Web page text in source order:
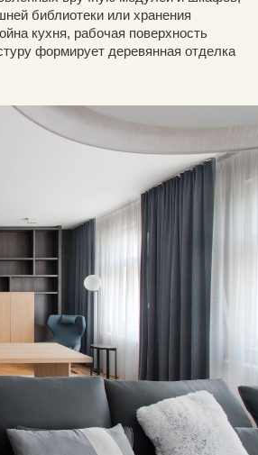
библиотеки или хранения
кухня, рабочая поверхность
формирует деревянная отделка